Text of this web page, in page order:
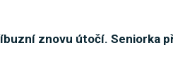
znovu útočí. Seniorka